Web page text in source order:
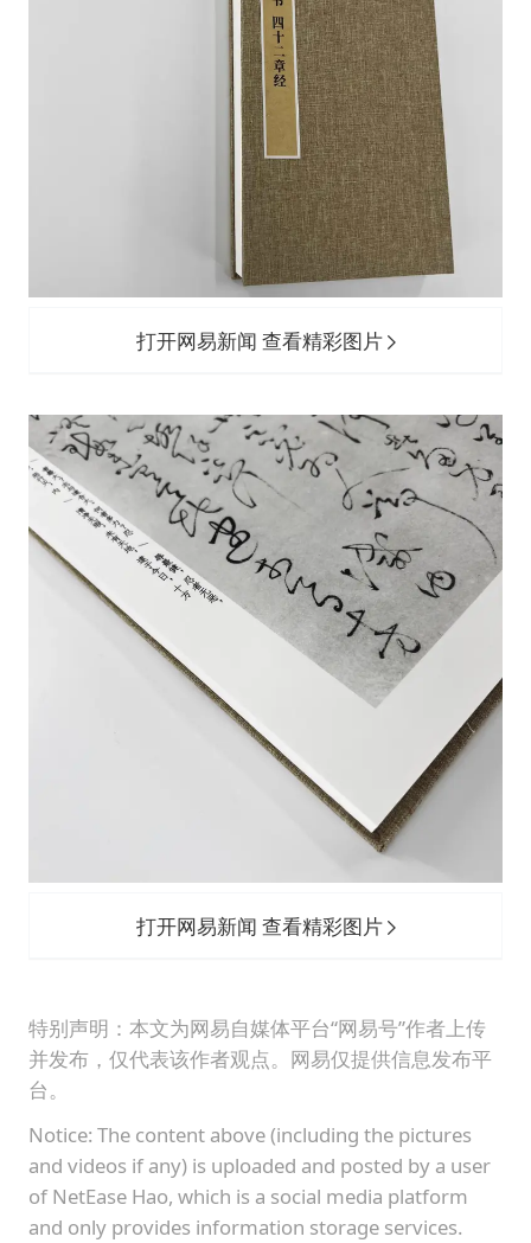
打开网易新闻 查看精彩图片
打开网易新闻 查看精彩图片
特别声明：本文为网易自媒体平台“网易号”作者上传
并发布，仅代表该作者观点。网易仅提供信息发布平
台。
Notice: The content above (including the pictures
and videos if any) is uploaded and posted by a user
of NetEase Hao, which is a social media platform
and only provides information storage services.